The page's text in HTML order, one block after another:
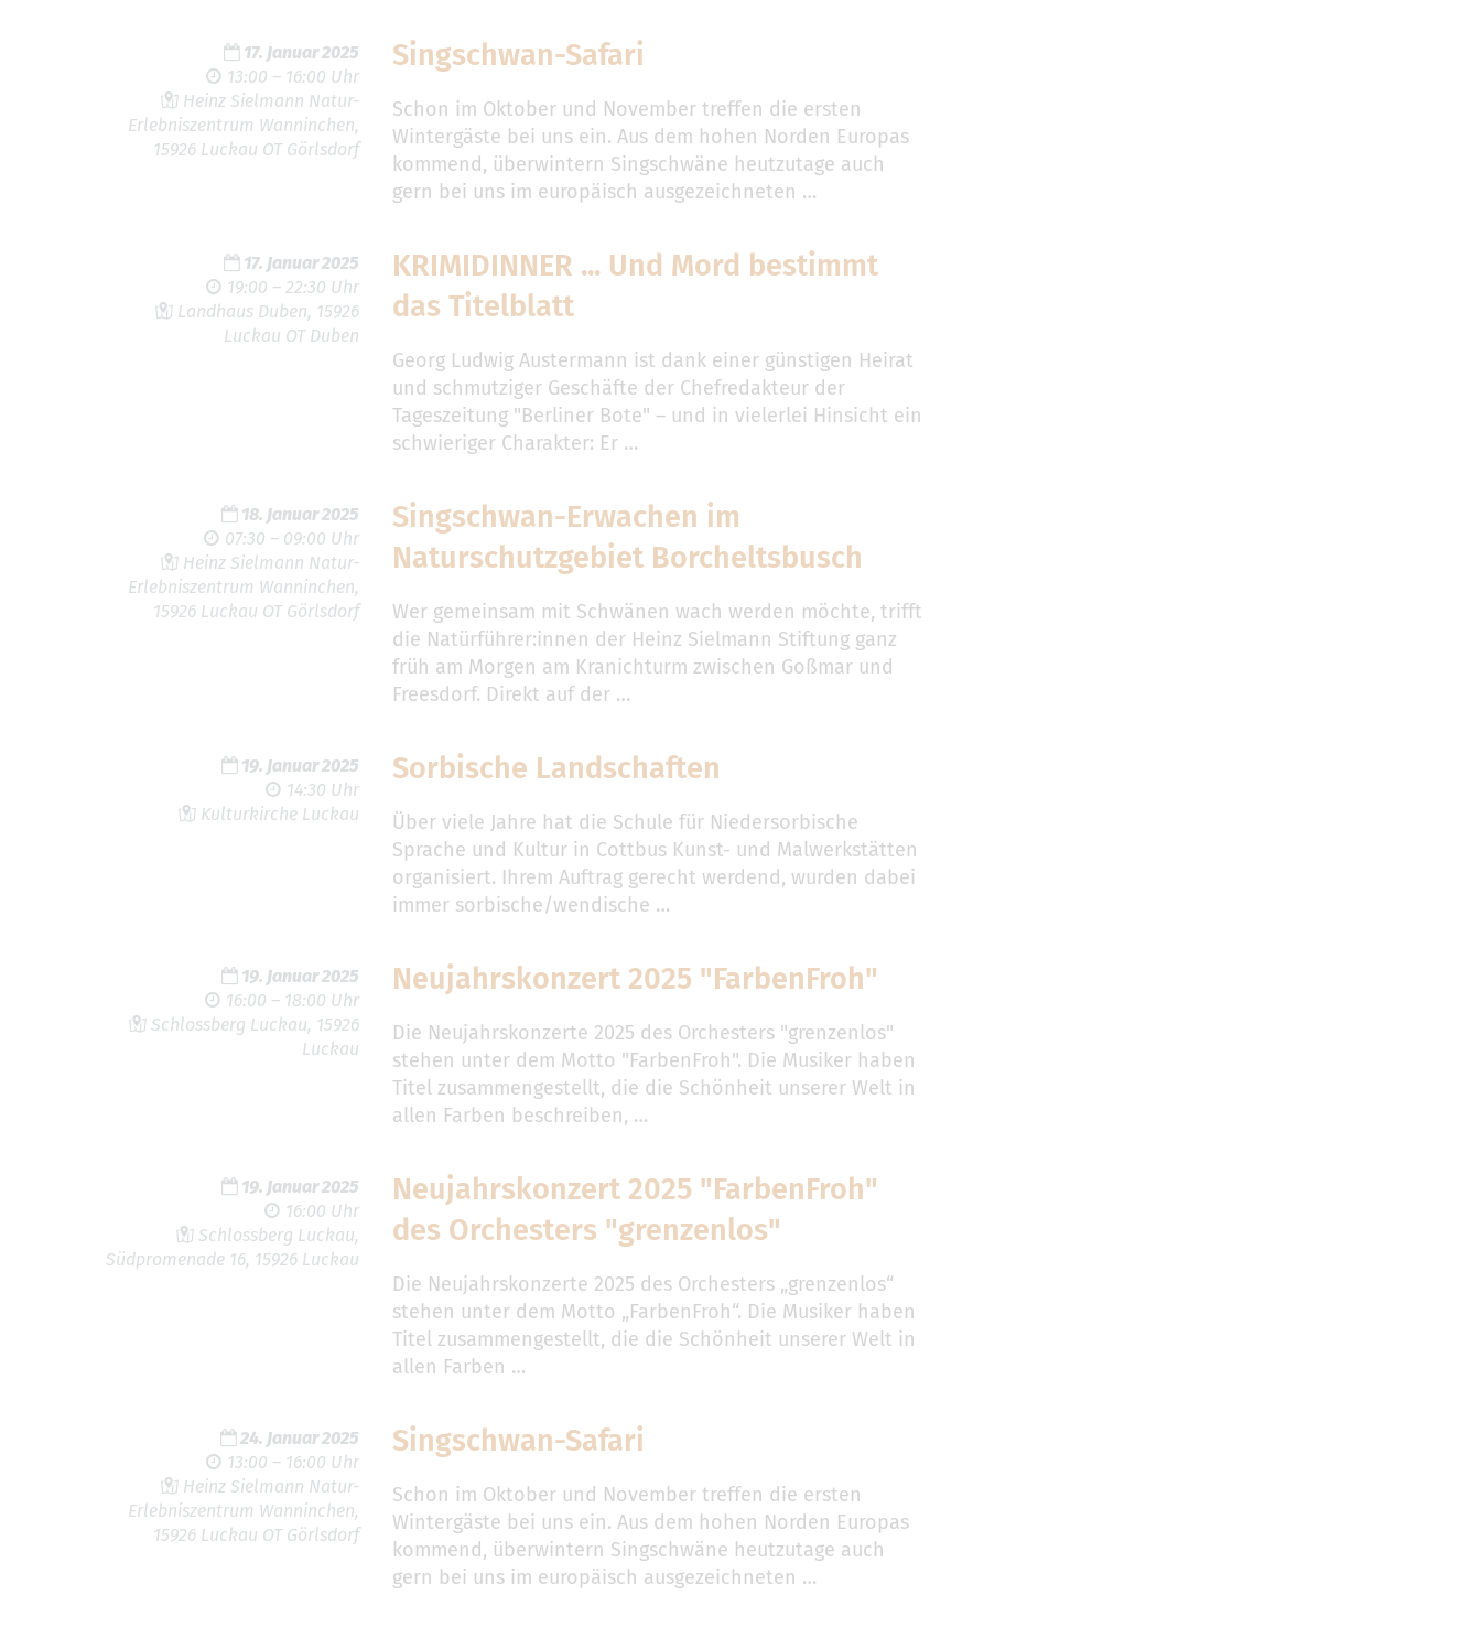
17. Januar 2025
13:00 – 16:00 Uhr
Heinz Sielmann Natur-
Erlebniszentrum Wanninchen,
15926 Luckau OT Görlsdorf
Singschwan-Safari
Schon im Oktober und November treffen die ersten
Wintergäste bei uns ein. Aus dem hohen Norden Europas
kommend, überwintern Singschwäne heutzutage auch
gern bei uns im europäisch ausgezeichneten …
17. Januar 2025
19:00 – 22:30 Uhr
Landhaus Duben, 15926
Luckau OT Duben
KRIMIDINNER ... Und Mord bestimmt
das Titelblatt
Georg Ludwig Austermann ist dank einer günstigen Heirat
und schmutziger Geschäfte der Chefredakteur der
Tageszeitung "Berliner Bote" – und in vielerlei Hinsicht ein
schwieriger Charakter: Er …
18. Januar 2025
07:30 – 09:00 Uhr
Heinz Sielmann Natur-
Erlebniszentrum Wanninchen,
15926 Luckau OT Görlsdorf
Singschwan-Erwachen im
Naturschutzgebiet Borcheltsbusch
Wer gemeinsam mit Schwänen wach werden möchte, trifft
die Natürführer:innen der Heinz Sielmann Stiftung ganz
früh am Morgen am Kranichturm zwischen Goßmar und
Freesdorf. Direkt auf der …
19. Januar 2025
14:30 Uhr
Kulturkirche Luckau
Sorbische Landschaften
Über viele Jahre hat die Schule für Niedersorbische
Sprache und Kultur in Cottbus Kunst- und Malwerkstätten
organisiert. Ihrem Auftrag gerecht werdend, wurden dabei
immer sorbische/wendische …
19. Januar 2025
16:00 – 18:00 Uhr
Schlossberg Luckau, 15926
Luckau
Neujahrskonzert 2025 "FarbenFroh"
Die Neujahrskonzerte 2025 des Orchesters "grenzenlos"
stehen unter dem Motto "FarbenFroh". Die Musiker haben
Titel zusammengestellt, die die Schönheit unserer Welt in
allen Farben beschreiben, …
19. Januar 2025
16:00 Uhr
Schlossberg Luckau,
Südpromenade 16, 15926 Luckau
Neujahrskonzert 2025 "FarbenFroh"
des Orchesters "grenzenlos"
Die Neujahrskonzerte 2025 des Orchesters „grenzenlos“
stehen unter dem Motto „FarbenFroh“. Die Musiker haben
Titel zusammengestellt, die die Schönheit unserer Welt in
allen Farben …
24. Januar 2025
13:00 – 16:00 Uhr
Heinz Sielmann Natur-
Erlebniszentrum Wanninchen,
15926 Luckau OT Görlsdorf
Singschwan-Safari
Schon im Oktober und November treffen die ersten
Wintergäste bei uns ein. Aus dem hohen Norden Europas
kommend, überwintern Singschwäne heutzutage auch
gern bei uns im europäisch ausgezeichneten …